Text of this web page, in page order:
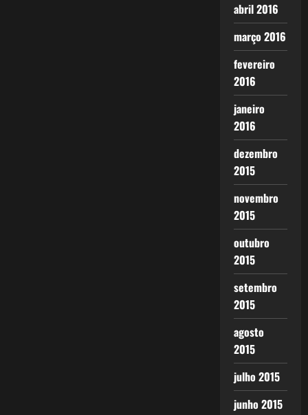
abril 2016
março 2016
fevereiro
2016
janeiro
2016
dezembro
2015
novembro
2015
outubro
2015
setembro
2015
agosto
2015
julho 2015
junho 2015